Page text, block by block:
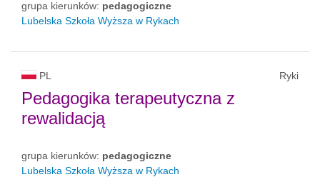
grupa kierunków: pedagogiczne
Lubelska Szkoła Wyższa w Rykach
PL Ryki
Pedagogika terapeutyczna z
rewalidacją
grupa kierunków: pedagogiczne
Lubelska Szkoła Wyższa w Rykach